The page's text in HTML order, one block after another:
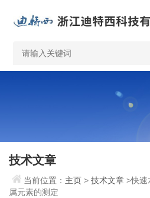
技术文章
当前位置： 主页 >技术文章 >快速
属元素的测定